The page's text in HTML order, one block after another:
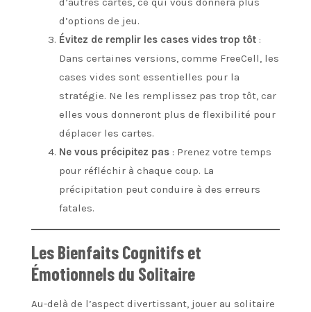
d’options de jeu.
Évitez de remplir les cases vides trop tôt :
Dans certaines versions, comme FreeCell, les
cases vides sont essentielles pour la
stratégie. Ne les remplissez pas trop tôt, car
elles vous donneront plus de flexibilité pour
déplacer les cartes.
Ne vous précipitez pas : Prenez votre temps
pour réfléchir à chaque coup. La
précipitation peut conduire à des erreurs
fatales.
Les Bienfaits Cognitifs et
Émotionnels du Solitaire
Au-delà de l’aspect divertissant, jouer au solitaire